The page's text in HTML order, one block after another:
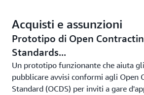
Acquisti e assunzioni
Prototipo di Open
Standards...
Un prototipo funzionante che aiuta
pubblicare avvisi conformi agli Open
Standard (OCDS) per inviti a gare